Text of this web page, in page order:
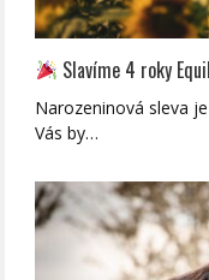
Slavíme 4 roky
Narozeninová sleva
Vás by…